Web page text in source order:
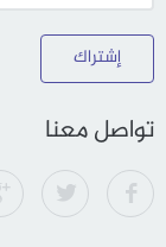
إشتراك
تواصل معنا